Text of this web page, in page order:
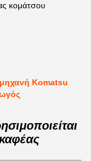
κομάτσου
μηχανή Komatsu